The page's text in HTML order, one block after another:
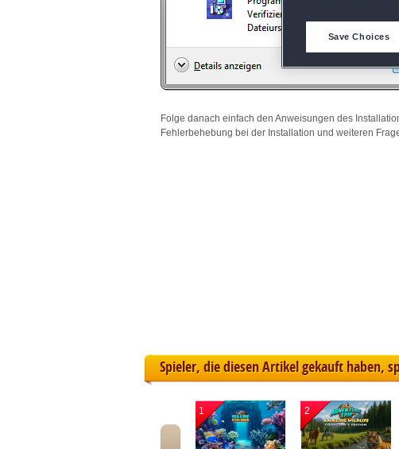
Folge danach einfach den Anweisungen des
Fehlerbehebung bei der Installation und weiteren
Spieler, die diesen Artikel gekauft haben,
1 2
Match
Save Choices